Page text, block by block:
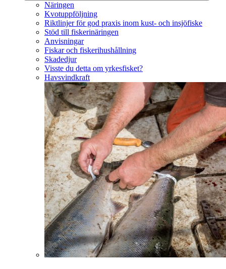
Näringen
Kvotuppföljning
Riktlinjer för god praxis inom kust- och insjöfiske
Stöd till fiskerinäringen
Anvisningar
Fiskar och fiskerihushållning
Skadedjur
Visste du detta om yrkesfisket?
Havsvindkraft